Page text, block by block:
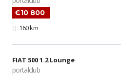
€10 800
160 km
FIAT 500 1.2 Lounge
portalclub